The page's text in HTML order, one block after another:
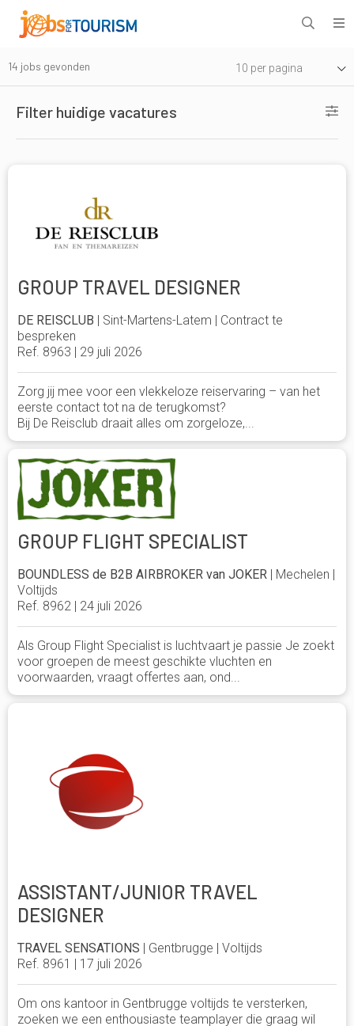
14 jobs gevonden 10 per pagina
Filter huidige vacatures
GROUP TRAVEL DESIGNER
DE REISCLUB | Sint-Martens-Latem | Contract te
bespreken
Ref. 8963 | 29 juli 2026
Zorg jij mee voor een vlekkeloze reiservaring – van het
eerste contact tot na de terugkomst?
Bij De Reisclub draait alles om zorgeloze,...
GROUP FLIGHT SPECIALIST
BOUNDLESS de B2B AIRBROKER van JOKER | Mechelen |
Voltijds
Ref. 8962 | 24 juli 2026
Als Group Flight Specialist is luchtvaart je passie Je zoekt
voor groepen de meest geschikte vluchten en
voorwaarden, vraagt offertes aan, ond...
ASSISTANT/JUNIOR TRAVEL
DESIGNER
TRAVEL SENSATIONS | Gentbrugge | Voltijds
Ref. 8961 | 17 juli 2026
Om ons kantoor in Gentbrugge voltijds te versterken,
zoeken we een enthousiaste teamplayer die graag wil